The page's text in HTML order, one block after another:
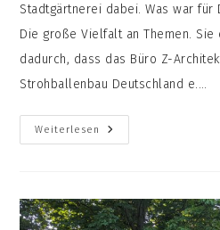
Stadtgärtnerei dabei. Was war für
Die große Vielfalt an Themen.
dadurch, dass das Büro Z-
Strohballenbau Deutschland e.…
Weiterlesen
Cornelia
Bei